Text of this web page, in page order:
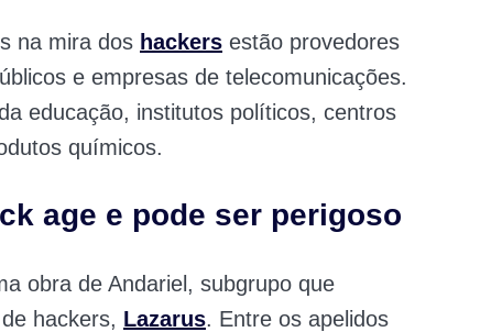
na mira dos hackers estão provedores
e empresas de telecomunicações.
educação, institutos políticos, centros
químicos.
age e pode ser perigoso
obra de Andariel, subgrupo que
hackers, Lazarus. Entre os apelidos